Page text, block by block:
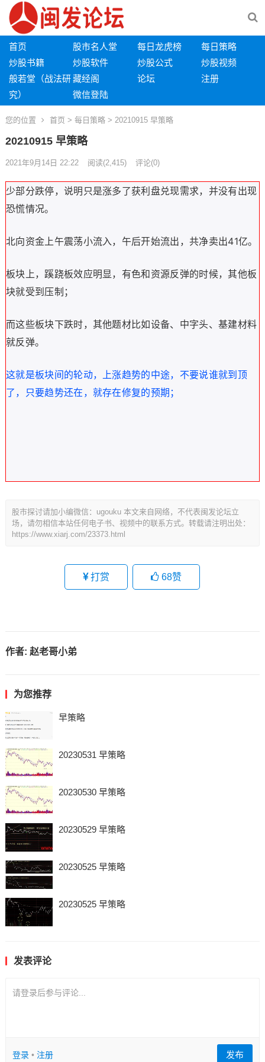
首页 股市名人堂 每日龙虎榜
每日策略
炒股书籍
炒股软件 炒股公式
炒股视频
般若堂（战法研
究）
藏经阁 论坛
注册
微信登陆
您的位置 首页 > 每日策略 > 20210915 早策略
20210915 早策略
2021年9月14日 22:22 阅读(2,415) 评论(0)
少部分跌停，说明只是涨多了获利盘兑现需求，并没有出现
恐慌情况。
北向资金上午震荡小流入，午后开始流出，共净卖出41亿。
板块上，蹊跷板效应明显，有色和资源反弹的时候，其他板
块就受到压制；
而这些板块下跌时，其他题材比如设备、中字头、基建材料
就反弹。
这就是板块间的轮动，上涨趋势的中途，不要说谁就到顶
了，只要趋势还在，就存在修复的预期；
股市探讨请加小编微信：ugouku 本文来自网络，不代表闽发论坛立
场，请勿相信本站任何电子书、视频中的联系方式。转载请注明出处：
https://www.xiarj.com/23373.html
打赏 68赞
作者: 赵老哥小弟
为您推荐
早策略
20230531 早策略
20230530 早策略
20230529 早策略
20230525 早策略
20230525 早策略
发表评论
请登录后参与评论...
登录• 注册 发布